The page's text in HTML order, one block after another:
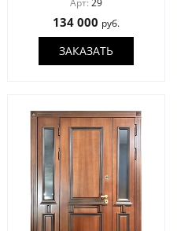
МДФ шпон
134 000 руб.
ЗАКАЗАТЬ